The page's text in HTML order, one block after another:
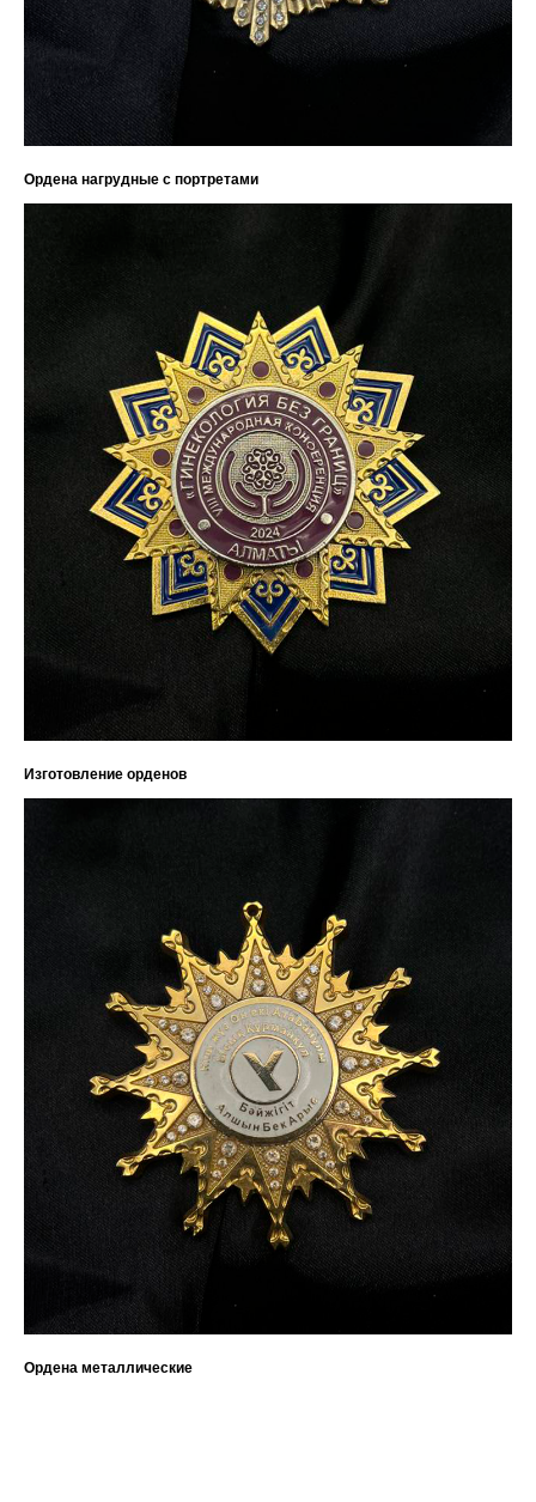
Ордена нагрудные с портретами
Изготовление орденов
Ордена металлические